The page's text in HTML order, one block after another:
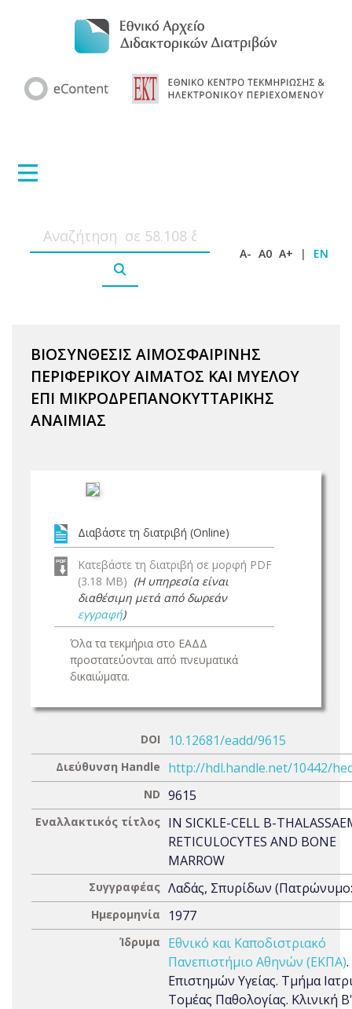
A- A0 A+ | EN
ΒΙΟΣΥΝΘΕΣΙΣ ΑΙΜΟΣΦΑΙΡΙΝΗΣ
ΠΕΡΙΦΕΡΙΚΟΥ ΑΙΜΑΤΟΣ ΚΑΙ ΜΥΕΛΟΥ
ΕΠΙ ΜΙΚΡΟΔΡΕΠΑΝΟΚΥΤΤΑΡΙΚΗΣ
ΑΝΑΙΜΙΑΣ
Διαβάστε τη διατριβή (Online)
Κατεβάστε τη διατριβή σε μορφή PDF
(3.18 MB) (Η υπηρεσία είναι
διαθέσιμη μετά από δωρεάν
εγγραφή)
Όλα τα τεκμήρια στο ΕΑΔΔ
προστατεύονται από πνευματικά
δικαιώματα.
DOI 10.12681/eadd/9615
Διεύθυνση Handle http://hdl.handle.net/10442/
ND 9615
Εναλλακτικός τίτλος IN SICKLE-CELL Β-
RETICULOCYTES AND BONE
MARROW
Συγγραφέας Λαδάς, Σπυρίδων
Ημερομηνία 1977
Ίδρυμα
Εθνικό και Καποδιστριακό
Πανεπιστήμιο Αθηνών (ΕΚΠΑ)
Επιστημών Υγείας. Τμήμα
Τομέας Παθολογίας. Κλινική Β'